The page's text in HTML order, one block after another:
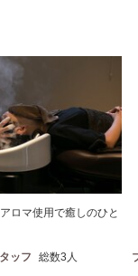
ロマ使用で癒しのひと
ッフ 総数3人